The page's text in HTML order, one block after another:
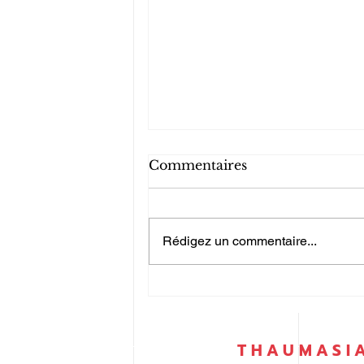
de l'énergie conforme à la
Commentaires
Rédigez un commentaire...